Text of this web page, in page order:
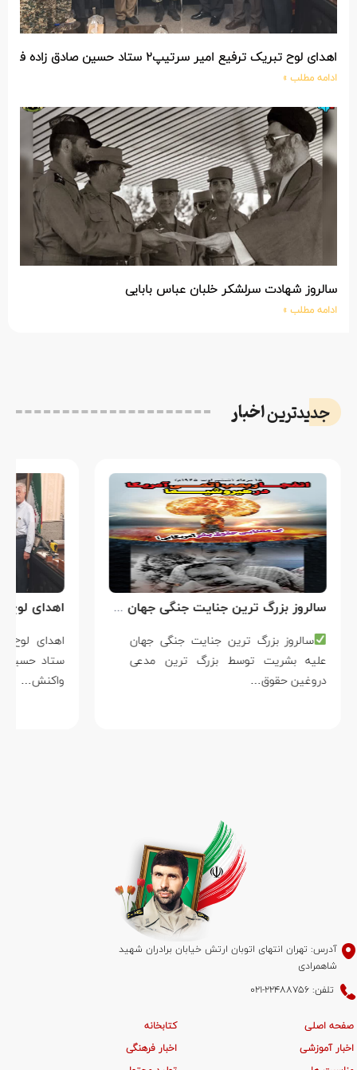
اهدای لوح تبریک ترفیع امیر سرتیپ۲ ستاد حسین صادق زاده فرمانده تیپ ۲۵ واکنش سریع شهید آبگون نزاجا مستقر در تبریز
ادامه مطلب »
سالروز شهادت سرلشکر خلبان عباس بابایی
ادامه مطلب »
جدیدتریناخبار
سالروز بزرگ ترین جنایت جنگی جهان علیه بشریت توسط بزرگ ترین مدعی دروغین حقوق بشر
سالروز بزرگ ترین جنایت جنگی جهان
علیه بشریت توسط بزرگ ترین مدعی
دروغین حقوق…
واکنش…
آدرس: تهران انتهای اتوبان ارتش خیابان برادران شهید
شاهمرادی
تلفن: 22488756-021
صفحه اصلی
کتابخانه
اخبار آموزشی
اخبار فرهنگی